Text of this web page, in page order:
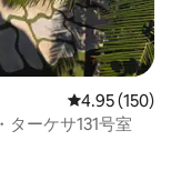
レビュー150
4.95 (150)
ーケサ131号室